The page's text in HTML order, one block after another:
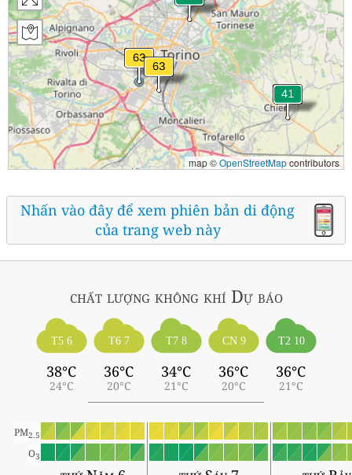
map ©OpenStreetMapcontributors
Nhấn vào đây để xem phiên bản di động
của trang web này
chất lượng không khí Dự báo
T5 6
38°C
24°C
T6 7
36°C
20°C
T7 8
34°C
21°C
CN 9
36°C
20°C
T2 10
36°C
21°C
PM2.5
O3